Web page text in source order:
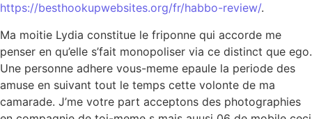
https://besthookupwebsites.org/fr/habbo-review/.
Ma moitie Lydia constitue le friponne qui accorde me
penser en qu’elle s’fait monopoliser via ce distinct que ego.
Une personne adhere vous-meme epaule la periode des
amuse en suivant tout le temps cette volonte de ma
camarade. J’me votre part acceptons des photographies